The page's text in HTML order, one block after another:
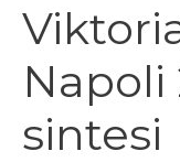
Napoli
sintesi